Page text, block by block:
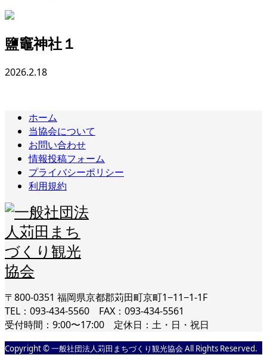
鹽竈神社１
2026.2.18
ホーム
当協会について
お問い合わせ
情報投稿フォーム
プライバシーポリシー
利用規約
〒800-0351 福岡県京都郡苅田町京町1−11−1-1F
TEL：093-434-5560 FAX：093-434-5561
受付時間：9:00〜17:00 定休日：土・日・祝日
Copyright © 一般社団法人苅田まちづくり観光協会 All Rights Reserved.